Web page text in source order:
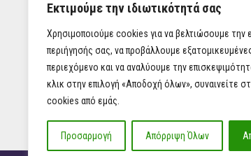
Εκτιμούμε την ιδιωτικότητά σας
Χρησιμοποιούμε cookies για να βελτιώσουμε την
περιήγησής σας, να προβάλλουμε
περιεχόμενο και να αναλύουμε την
κλικ στην επιλογή «Αποδοχή όλων», συναινείτε
cookies από εμάς.
Προσαρμογή Απόρριψη Όλων